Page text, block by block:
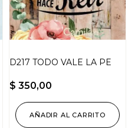
D217 TODO VALE LA PE
$ 350,00
AÑADIR AL CARRITO